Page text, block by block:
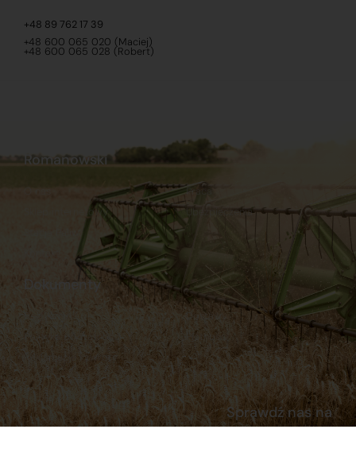
+48 89 762 17 39
+48 600 065 020 (Maciej)
+48 600 065 028 (Robert)
Dokumenty
Regulamin
Polityka prywatności
Reklamacje i zwroty
Dostawy
Płatności
Romanowski
Sklep internetowy
Praca
Ubezpieczenia
Sprawdź nas na